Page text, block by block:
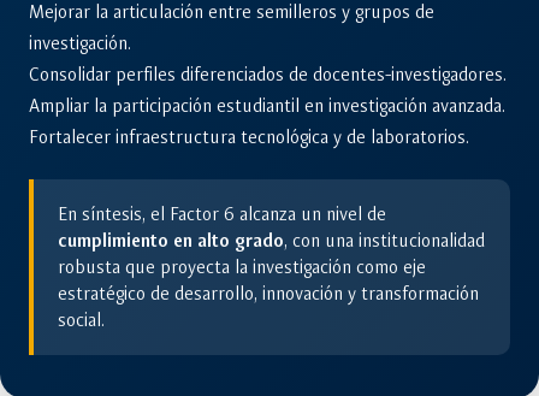
Mejorar la articulación entre semilleros y grupos de
investigación.
Consolidar perfiles diferenciados de docentes-investigadores.
Ampliar la participación estudiantil en investigación avanzada.
Fortalecer infraestructura tecnológica y de laboratorios.
En síntesis, el Factor 6 alcanza un nivel de
cumplimiento en alto grado, con una institucionalidad
robusta que proyecta la investigación como eje
estratégico de desarrollo, innovación y transformación
social.